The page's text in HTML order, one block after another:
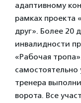
адаптивному
рамках
друг». Более 20
инвалидности
«Рабочая
тренера
ворота. Все